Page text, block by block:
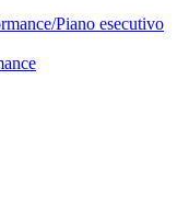
Piano esecutivo